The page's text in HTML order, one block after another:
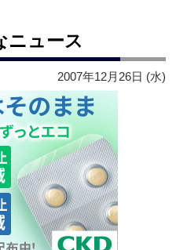
ニュース
2007年12月26日 (水)